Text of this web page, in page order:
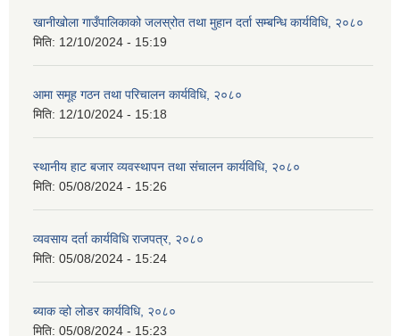
खानीखोला गाउँपालिकाको जलस्रोत तथा मुहान दर्ता सम्बन्धि कार्यविधि, २०८०
मिति: 12/10/2024 - 15:19
आमा समूह गठन तथा परिचालन कार्यविधि, २०८०
मिति: 12/10/2024 - 15:18
स्थानीय हाट बजार व्यवस्थापन तथा संचालन कार्यविधि, २०८०
मिति: 05/08/2024 - 15:26
व्यवसाय दर्ता कार्यविधि राजपत्र, २०८०
मिति: 05/08/2024 - 15:24
ब्याक व्हो लोडर कार्यविधि, २०८०
मिति: 05/08/2024 - 15:23